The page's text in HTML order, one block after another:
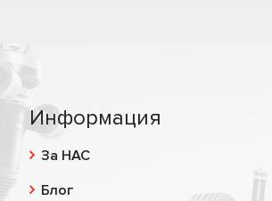
Информация
За НАС
Блог